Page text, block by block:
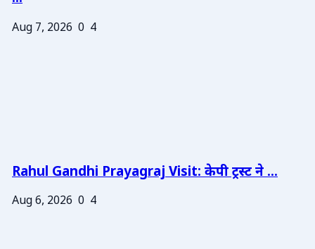
Aug 7, 2026 0 4
Rahul Gandhi Prayagraj Visit: केपी ट्रस्ट ने ...
Aug 6, 2026 0 4